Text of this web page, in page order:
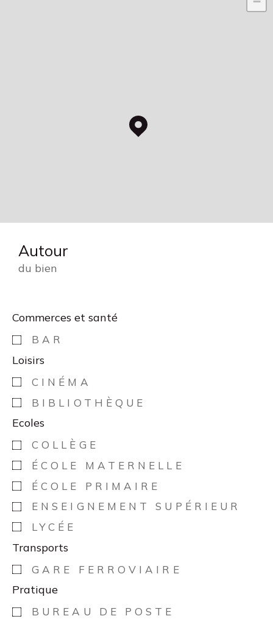
Autour
du bien
Commerces et santé
BAR
Loisirs
CINÉMA
BIBLIOTHÈQUE
Ecoles
COLLÈGE
ÉCOLE MATERNELLE
ÉCOLE PRIMAIRE
ENSEIGNEMENT SUPÉRIEUR
LYCÉE
Transports
GARE FERROVIAIRE
Pratique
BUREAU DE POSTE